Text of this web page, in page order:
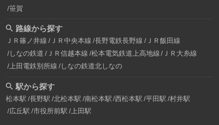
笹賀
路線から探す
ＪＲ篠ノ井線 ＪＲ中央本線 長野電鉄長野線 ＪＲ飯田線
しなの鉄道 ＪＲ信越本線 松本電気鉄道上高地線
ＪＲ大糸線
上田電鉄別所線 しなの鉄道北しなの
駅から探す
松本駅 長野駅 北松本駅 南松本駅 西松本駅 平田駅 村井駅
広丘駅 市役所前駅 上田駅